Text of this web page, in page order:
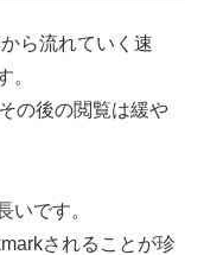
ら流れていく速
。
の後の閲覧は緩や
です。
されることが珍